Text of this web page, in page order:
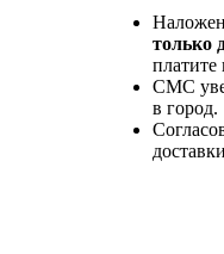
только
платите
СМС
в город.